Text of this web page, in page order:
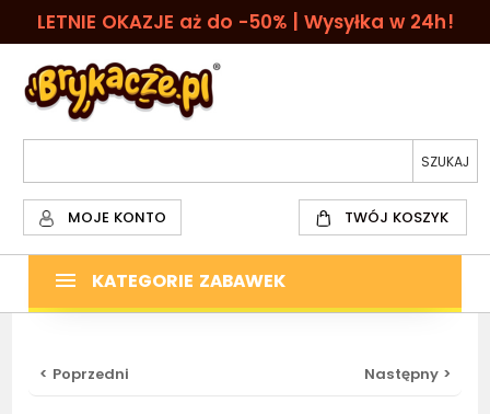
LETNIE OKAZJE aż do -50% | Wysyłka w 24h!
MOJE KONTO TWÓJ KOSZYK
KATEGORIE ZABAWEK
< Poprzedni Następny >